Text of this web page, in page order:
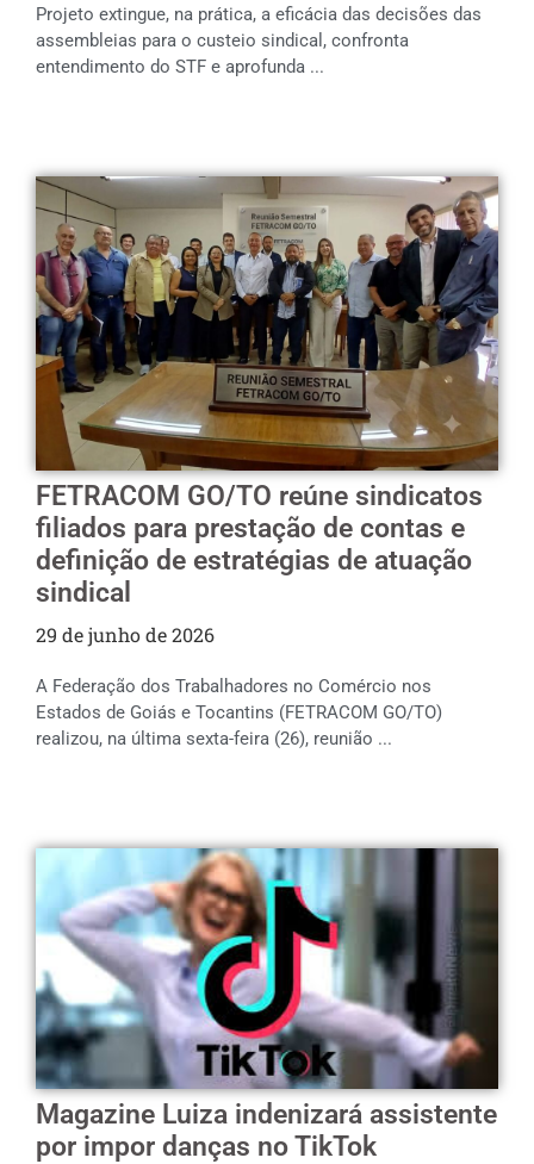
Projeto extingue, na prática, a eficácia das decisões das
assembleias para o custeio sindical, confronta
entendimento do STF e aprofunda ...
FETRACOM GO/TO reúne sindicatos
filiados para prestação de contas e
definição de estratégias de atuação
sindical
29 de junho de 2026
A Federação dos Trabalhadores no Comércio nos
Estados de Goiás e Tocantins (FETRACOM GO/TO)
realizou, na última sexta-feira (26), reunião ...
Magazine Luiza indenizará assistente
por impor danças no TikTok